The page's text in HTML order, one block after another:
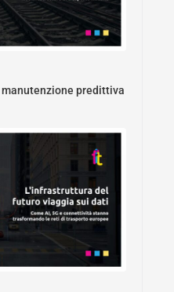
manutenzione predittiva